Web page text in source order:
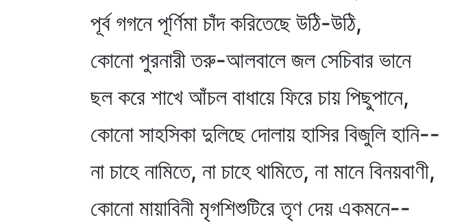
পূর্ব গগনে পূর্ণিমা চাঁদ করিতেছে উঠি-উঠি,
কোনো পুরনারী তরু-আলবালে জল সেচিবার ভানে
ছল করে শাখে আঁচল বাধায়ে ফিরে চায় পিছুপানে,
কোনো সাহসিকা দুলিছে দোলায় হাসির বিজুলি হানি--
না চাহে নামিতে, না চাহে থামিতে, না মানে বিনয়বাণী,
কোনো মায়াবিনী মৃগশিশুটিরে তৃণ দেয় একমনে--